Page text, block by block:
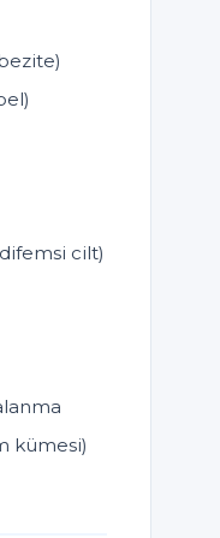
cilt)
kümesi)